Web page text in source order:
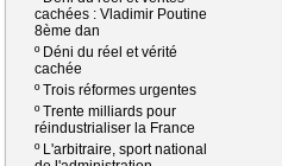
cachées : Vladimir Poutine
8ème dan
º Déni du réel et vérité
cachée
ºTrois réformes urgentes
ºTrente milliards pour
réindustrialiser la France
º L'arbitraire, sport national